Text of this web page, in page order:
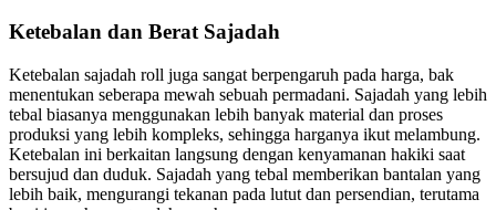
Ketebalan dan Berat Sajadah
Ketebalan sajadah roll juga sangat berpengaruh pada harga, bak
menentukan seberapa mewah sebuah permadani. Sajadah yang lebih
tebal biasanya menggunakan lebih banyak material dan proses
produksi yang lebih kompleks, sehingga harganya ikut melambung.
Ketebalan ini berkaitan langsung dengan kenyamanan hakiki saat
bersujud dan duduk. Sajadah yang tebal memberikan bantalan yang
lebih baik, mengurangi tekanan pada lutut dan persendian, terutama